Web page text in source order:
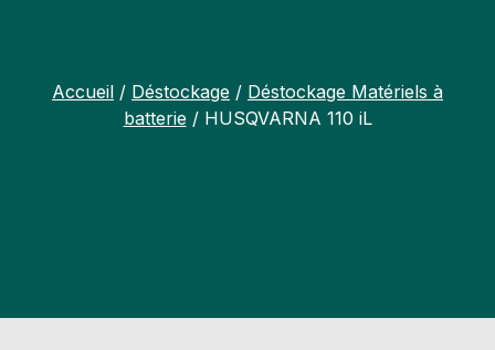
Accueil / Déstockage / Déstockage Matériels à
batterie/ HUSQVARNA 110 iL